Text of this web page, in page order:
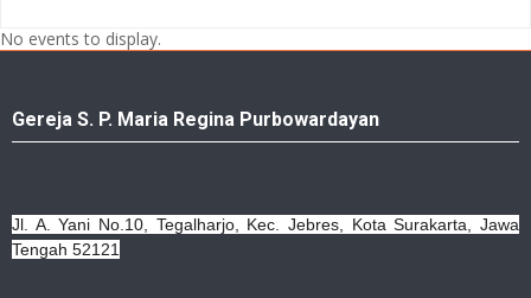
No events to display.
Gereja S. P. Maria Regina Purbowardayan
Jl. A. Yani No.10, Tegalharjo, Kec. Jebres, Kota Surakarta, Jawa
Tengah 52121